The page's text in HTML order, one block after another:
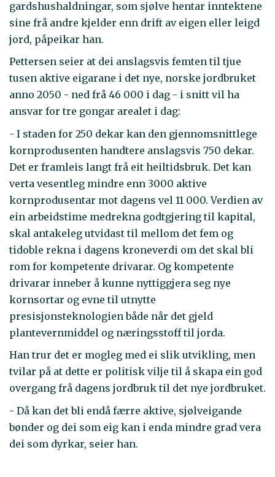
gardshushaldningar, som sjølve hentar inntektene
sine frå andre kjelder enn drift av eigen eller leigd
jord, påpeikar han.
Pettersen seier at dei anslagsvis femten til tjue
tusen aktive eigarane i det nye, norske jordbruket
anno 2050 - ned frå 46 000 i dag - i snitt vil ha
ansvar for tre gongar arealet i dag:
- I staden for 250 dekar kan den gjennomsnittlege
kornprodusenten handtere anslagsvis 750 dekar.
Det er framleis langt frå eit heiltidsbruk. Det kan
verta vesentleg mindre enn 3000 aktive
kornprodusentar mot dagens vel 11 000. Verdien av
ein arbeidstime medrekna godtgjering til kapital,
skal antakeleg utvidast til mellom det fem og
tidoble rekna i dagens kroneverdi om det skal bli
rom for kompetente drivarar. Og kompetente
drivarar inneber å kunne nyttiggjera seg nye
kornsortar og evne til utnytte
presisjonsteknologien både når det gjeld
plantevernmiddel og næringsstoff til jorda.
Han trur det er mogleg med ei slik utvikling, men
tvilar på at dette er politisk vilje til å skapa ein god
overgang frå dagens jordbruk til det nye jordbruket.
- Då kan det bli endå færre aktive, sjølveigande
bønder og dei som eig kan i enda mindre grad vera
dei som dyrkar, seier han.